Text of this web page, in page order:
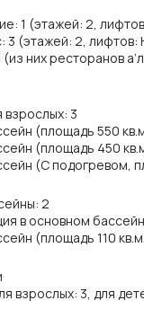
1 (этажей: 2,
3 (этажей: 2, лифтов:
них ресторанов
взрослых: 3
(площадь 550
(площадь 450
(С подогревом,
2
в основном
(площадь 110
взрослых: 3, для